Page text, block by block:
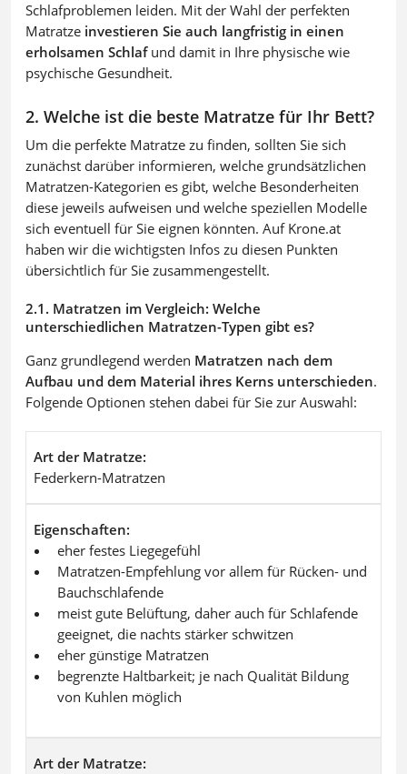
Schlafproblemen leiden. Mit der Wahl der perfekten
Matratze investieren Sie auch langfristig in einen
erholsamen Schlafund damit in Ihre physische wie
psychische Gesundheit.
2. Welche ist die beste Matratze für Ihr Bett?
Um die perfekte Matratze zu finden, sollten Sie sich
zunächst darüber informieren, welche grundsätzlichen
Matratzen-Kategorien es gibt, welche Besonderheiten
diese jeweils aufweisen und welche speziellen Modelle
sich eventuell für Sie eignen könnten. Auf Krone.at
haben wir die wichtigsten Infos zu diesen Punkten
übersichtlich für Sie zusammengestellt.
2.1. Matratzen im Vergleich: Welche
unterschiedlichen Matratzen-Typen gibt es?
Ganz grundlegend werden Matratzen nach dem
Aufbau und dem Material ihres Kerns unterschieden.
Folgende Optionen stehen dabei für Sie zur Auswahl:
Art der Matratze
Federkern-Matratzen
Eigenschaften
eher festes Liegegefühl
Matratzen-Empfehlung vor allem für Rücken- und
Bauchschlafende
meist gute Belüftung, daher auch für Schlafende
geeignet, die nachts stärker schwitzen
eher günstige Matratzen
begrenzte Haltbarkeit; je nach Qualität Bildung
von Kuhlen möglich
Art der Matratze